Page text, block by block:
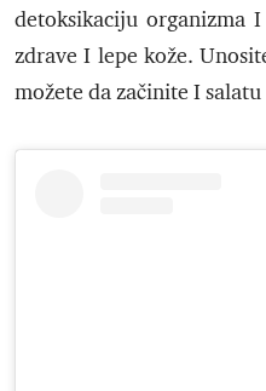
detoksikaciju organizma
zdrave I lepe kože.
možete da začinite I